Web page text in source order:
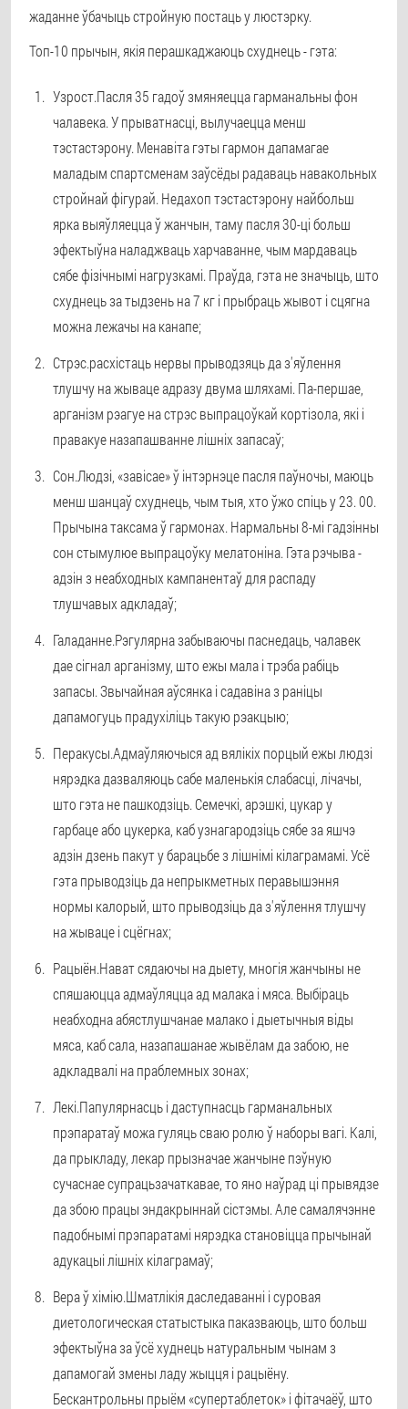
жаданне ўбачыць стройную постаць у люстэрку.
Топ-10 прычын, якія перашкаджаюць схуднець - гэта:
Узрост.Пасля 35 гадоў змяняецца гарманальны фон
чалавека. У прыватнасці, вылучаецца менш
тэстастэрону. Менавіта гэты гармон дапамагае
маладым спартсменам заўсёды радаваць навакольных
стройнай фігурай. Недахоп тэстастэрону найбольш
ярка выяўляецца ў жанчын, таму пасля 30-ці больш
эфектыўна наладжваць харчаванне, чым мардаваць
сябе фізічнымі нагрузкамі. Праўда, гэта не значыць, што
схуднець за тыдзень на 7 кг і прыбраць жывот і сцягна
можна лежачы на ​​канапе;
Стрэс.расхістаць нервы прыводзяць да з'яўлення
тлушчу на жываце адразу двума шляхамі. Па-першае,
арганізм рэагуе на стрэс выпрацоўкай кортізола, які і
правакуе назапашванне лішніх запасаў;
Сон.Людзі, «завісае» ў інтэрнэце пасля паўночы, маюць
менш шанцаў схуднець, чым тыя, хто ўжо спіць у 23. 00.
Прычына таксама ў гармонах. Нармальны 8-мі гадзінны
сон стымулюе выпрацоўку мелатоніна. Гэта рэчыва -
адзін з неабходных кампанентаў для распаду
тлушчавых адкладаў;
Галаданне.Рэгулярна забываючы паснедаць, чалавек
дае сігнал арганізму, што ежы мала і трэба рабіць
запасы. Звычайная аўсянка і садавіна з раніцы
дапамогуць прадухіліць такую ​​рэакцыю;
Перакусы.Адмаўляючыся ад вялікіх порцый ежы людзі
нярэдка дазваляюць сабе маленькія слабасці, лічачы,
што гэта не пашкодзіць. Семечкі, арэшкі, цукар у
гарбаце або цукерка, каб узнагародзіць сябе за яшчэ
адзін дзень пакут у барацьбе з лішнімі кілаграмамі. Усё
гэта прыводзіць да непрыкметных перавышэння
нормы калорый, што прыводзіць да з'яўлення тлушчу
на жываце і сцёгнах;
Рацыён.Нават сядаючы на ​​дыету, многія жанчыны не
спяшаюцца адмаўляцца ад малака і мяса. Выбіраць
неабходна абястлушчанае малако і дыетычныя віды
мяса, каб сала, назапашанае жывёлам да забою, не
адкладвалі на праблемных зонах;
Лекі.Папулярнасць і даступнасць гарманальных
прэпаратаў можа гуляць сваю ролю ў наборы вагі. Калі,
да прыкладу, лекар прызначае жанчыне пэўную
сучаснае супрацьзачаткавае, то яно наўрад ці прывядзе
да збою працы эндакрыннай сістэмы. Але самалячэнне
падобнымі прэпаратамі нярэдка становіцца прычынай
адукацыі лішніх кілаграмаў;
Вера ў хімію.Шматлікія даследаванні і суровая
диетологическая статыстыка паказваюць, што больш
эфектыўна за ўсё худнець натуральным чынам з
дапамогай змены ладу жыцця і рацыёну.
Бескантрольны прыём «супертаблеток» і фітачаёў, што